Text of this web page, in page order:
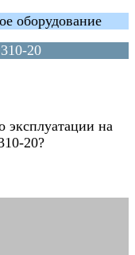
оборудование
20
эксплуатации на
20?